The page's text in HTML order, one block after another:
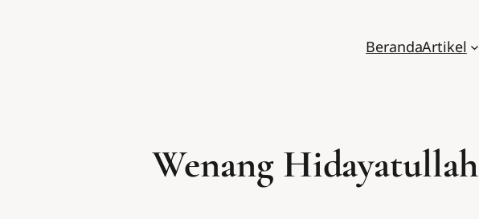
BerandaArtikel
Wenang Hidayatullah